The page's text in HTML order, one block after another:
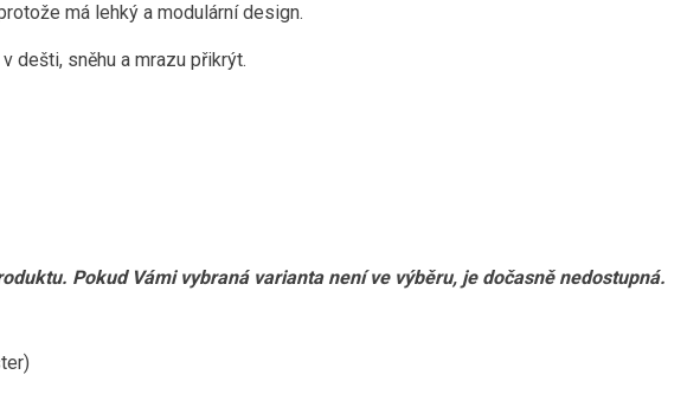
má lehký a modulární design.
dešti, sněhu a mrazu přikrýt.
Pokud Vámi vybraná varianta není ve výběru, je dočasně nedostupná.